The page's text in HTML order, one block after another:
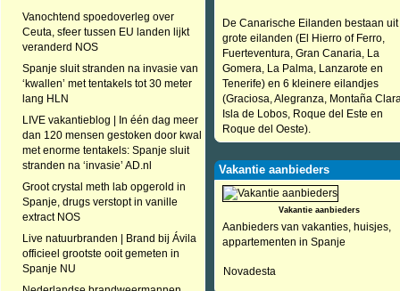
Vanochtend spoedoverleg over
Ceuta, sfeer tussen EU landen lijkt
veranderd NOS
Spanje sluit stranden na invasie van
‘kwallen’ met tentakels tot 30 meter
lang HLN
LIVE vakantieblog | In één dag meer
dan 120 mensen gestoken door kwal
met enorme tentakels: Spanje sluit
stranden na ‘invasie’ AD.nl
Groot crystal meth lab opgerold in
Spanje, drugs verstopt in vanille
extract NOS
Live natuurbranden | Brand bij Ávila
officieel grootste ooit gemeten in
Spanje NU
De Canarische Eilanden bestaan uit
grote eilanden (El Hierro of Ferro,
Fuerteventura, Gran Canaria, La
Gomera, La Palma, Lanzarote en
Tenerife) en 6 kleinere eilandjes
(Graciosa, Alegranza, Montaña
Isla de Lobos, Roque del Este en
Roque del Oeste).
Vakantie aanbieders
Vakantie aanbieders
Aanbieders van vakanties, huisjes,
appartementen in Spanje
Novadesta